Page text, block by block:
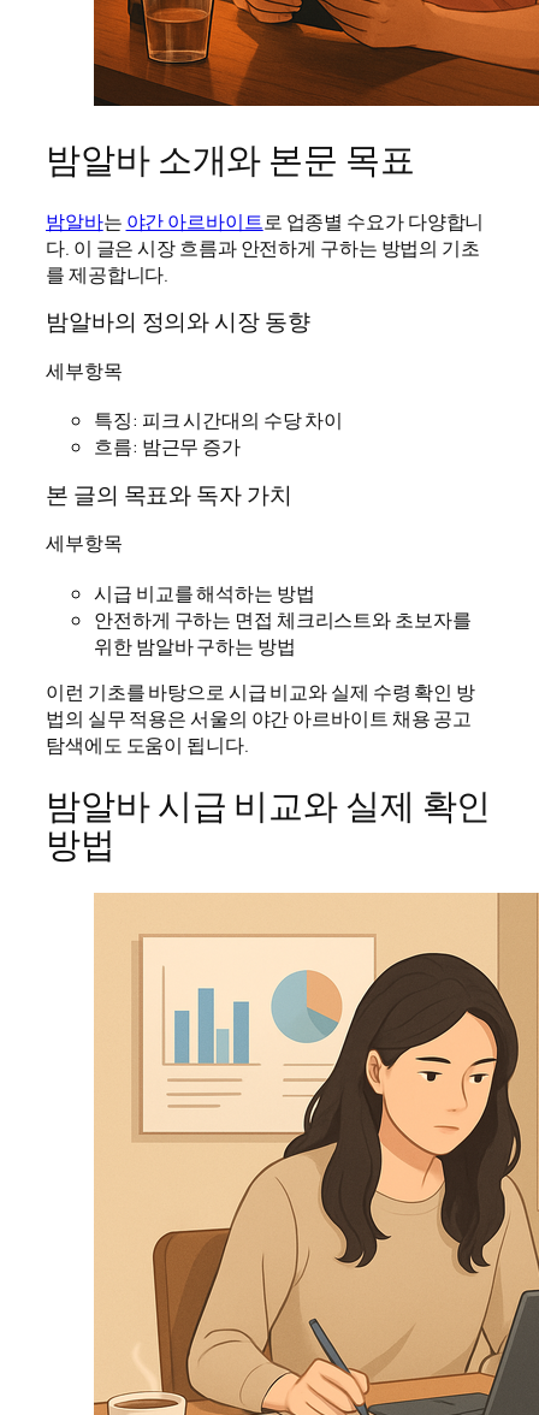
밤알바 소개와 본문 목표
밤알바는 야간 아르바이트로 업종별 수요가 다양합니
다. 이 글은 시장 흐름과 안전하게 구하는 방법의 기초
를 제공합니다.
밤알바의 정의와 시장 동향
세부항목
특징: 피크 시간대의 수당 차이
흐름: 밤근무 증가
본 글의 목표와 독자 가치
세부항목
시급 비교를 해석하는 방법
안전하게 구하는 면접 체크리스트와 초보자를
위한 밤알바 구하는 방법
이런 기초를 바탕으로 시급 비교와 실제 수령 확인 방
법의 실무 적용은 서울의 야간 아르바이트 채용 공고
탐색에도 도움이 됩니다.
밤알바 시급 비교와 실제 확인
방법